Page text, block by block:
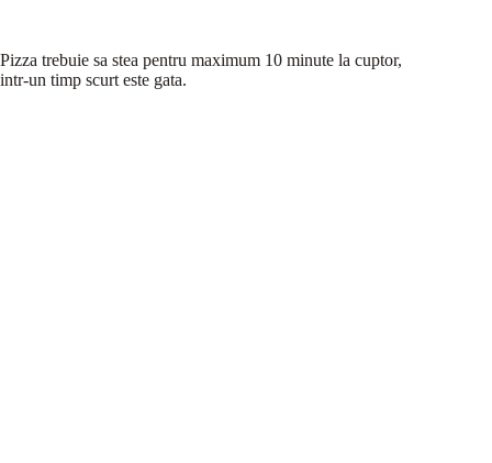
Pizza trebuie sa stea pentru maximum 10 minute la cuptor,
intr-un timp scurt este gata.